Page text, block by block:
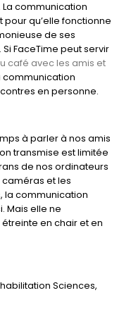
communication
qu’elle fonctionne
de ses
FaceTime peut servir
café avec les amis et
communication
en personne.
à parler à nos amis
transmise est limitée
de nos ordinateurs
et les
la communication
Mais elle ne
en chair et en
Sciences,